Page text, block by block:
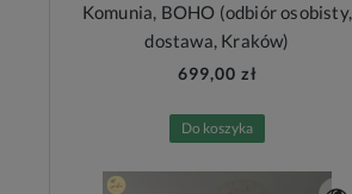
Komunia, BOHO (odbiór osobisty,
dostawa, Kraków)
699,00 zł
Do koszyka